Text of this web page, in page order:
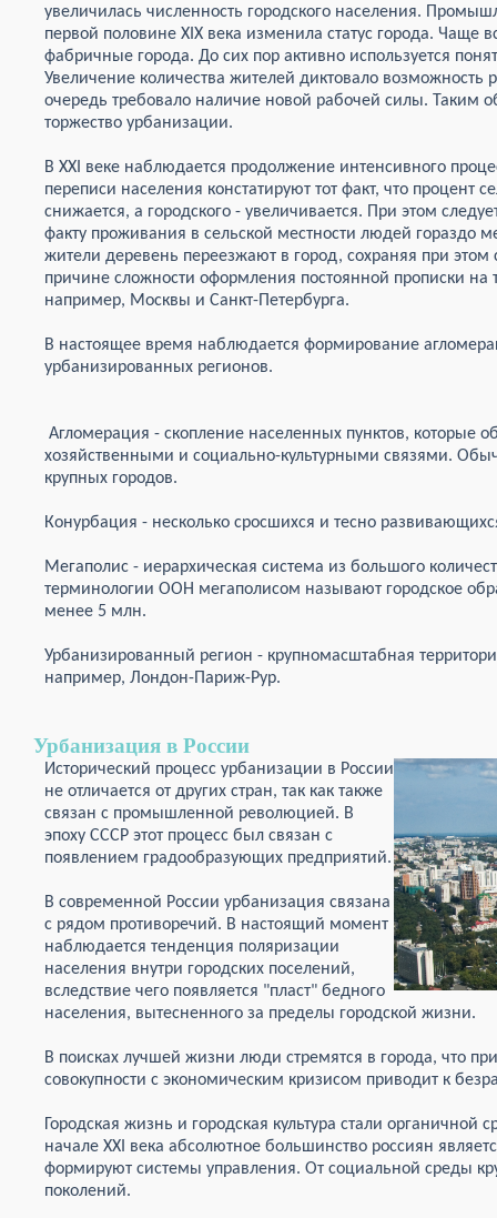
увеличилась численность городского населения.
первой половине XIX века изменила статус города. Чаще
фабричные города. До сих пор активно используется
Увеличение количества жителей диктовало возможность
очередь требовало наличие новой рабочей силы. Таким
торжество урбанизации.
В XXI веке наблюдается продолжение интенсивного
переписи населения констатируют тот факт, что процент
снижается, а городского - увеличивается. При этом
факту проживания в сельской местности людей гораздо
жители деревень переезжают в город, сохраняя при этом
причине сложности оформления постоянной прописки на
например, Москвы и Санкт-Петербурга.
В настоящее время наблюдается формирование
урбанизированных регионов.
Агломерация - скопление населенных пунктов, которые
хозяйственными и социально-культурными связями.
крупных городов.
Конурбация - несколько сросшихся и тесно
Мегаполис - иерархическая система из большого
терминологии ООН мегаполисом называют городское
менее 5 млн.
Урбанизированный регион - крупномасштабная
например, Лондон-Париж-Рур.
Урбанизация в России
Исторический процесс урбанизации в России
не отличается от других стран, так как также
связан с промышленной революцией. В
эпоху СССР этот процесс был связан с
появлением градообразующих предприятий.
В современной России урбанизация связана
с рядом противоречий. В настоящий момент
наблюдается тенденция поляризации
населения внутри городских поселений,
вследствие чего появляется "пласт" бедного
населения, вытесненного за пределы городской жизни.
В поисках лучшей жизни люди стремятся в города, что
совокупности с экономическим кризисом приводит к
Городская жизнь и городская культура стали органичной
начале XXI века абсолютное большинство россиян
формируют системы управления. От социальной среды
поколений.